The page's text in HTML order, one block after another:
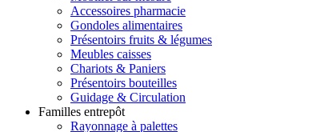
Accessoires pharmacie
Gondoles alimentaires
Présentoirs fruits & légumes
Meubles caisses
Chariots & Paniers
Présentoirs bouteilles
Guidage & Circulation
Familles entrepôt
Rayonnage à palettes